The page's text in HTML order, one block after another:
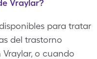
Vraylar?
para tratar
del trastorno
o cuando